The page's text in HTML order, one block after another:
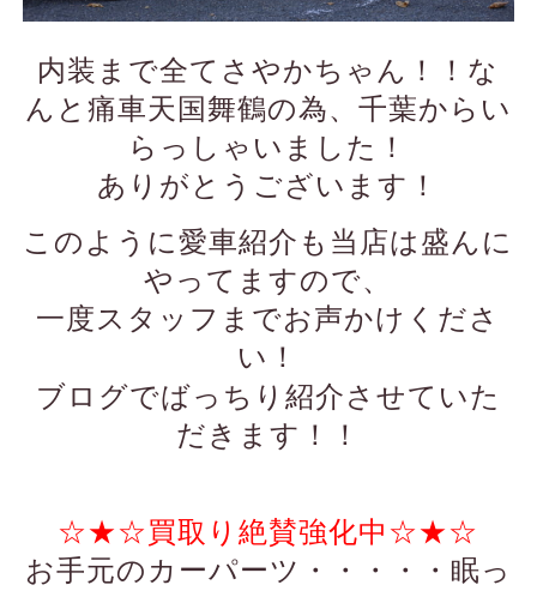
内装まで全てさやかちゃん！！な
んと痛車天国舞鶴の為、千葉からい
らっしゃいました！
ありがとうございます！
このように愛車紹介も当店は盛んに
やってますので、
一度スタッフまでお声かけくださ
い！
ブログでばっちり紹介させていた
だきます！！
☆★☆買取り絶賛強化中☆★☆
お手元のカーパーツ・・・・・眠っ